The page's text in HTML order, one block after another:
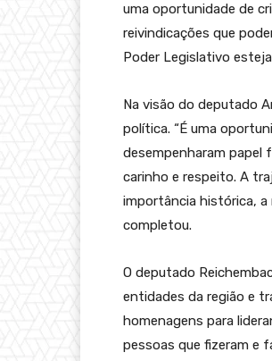
uma oportunidade de
reivindicações que
Poder Legislativo
Na visão do deputado
política. “É uma
desempenharam papel
carinho e respeito. A
importância histórica, a
completou.
O deputado
entidades da região e
homenagens para
pessoas que fizeram e